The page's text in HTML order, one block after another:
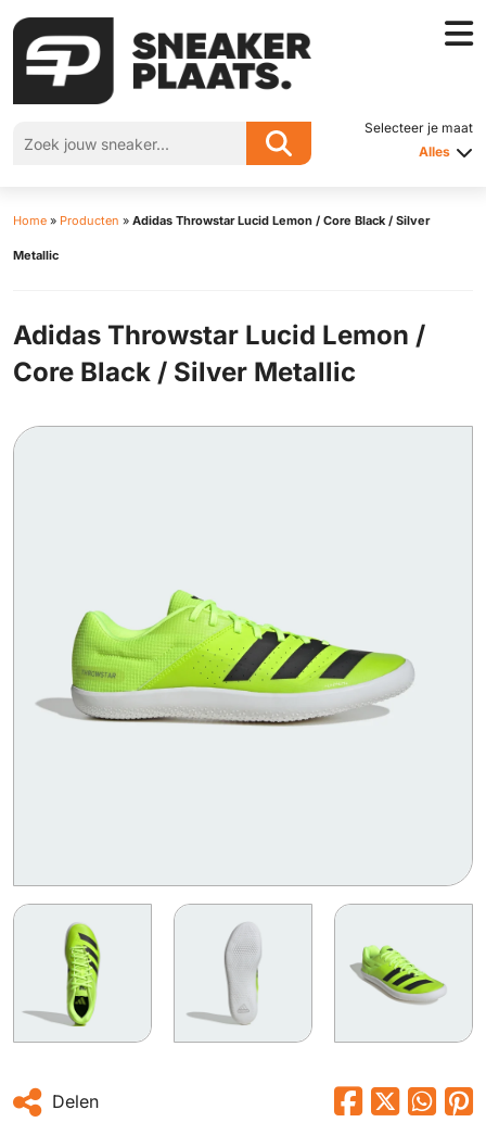
Selecteer je maat
Alles
Home » Producten » Adidas Throwstar Lucid Lemon / Core Black / Silver
Metallic
Adidas Throwstar Lucid Lemon /
Core Black / Silver Metallic
Delen